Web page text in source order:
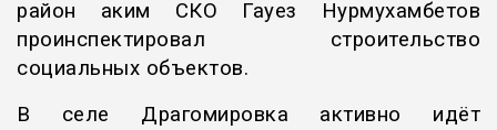
район аким СКО Гауез Нурмухамбетов
проинспектировал строительство
социальных объектов.
В селе Драгомировка активно идёт